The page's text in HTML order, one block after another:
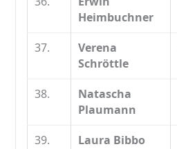
Heimbuchner
37.
Verena
Schröttle
38.
Natascha
Plaumann
39. Laura Bibbo